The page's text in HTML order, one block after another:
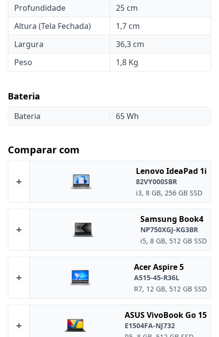
Profundidade
25 cm
Altura (Tela Fechada)
1,7 cm
Largura
36,3 cm
Peso
1,8 Kg
Bateria
Bateria 65 Wh
Comparar com
+
Lenovo IdeaPad 1i
82VY000SBR
i3, 8 GB, 256 GB SSD
+
Samsung Book4
NP750XGJ-KG3BR
i5, 8 GB, 512 GB SSD
+
Acer Aspire 5
A515-45-R36L
R7, 12 GB, 512 GB SSD
+
ASUS VivoBook Go 15
E1504FA-NJ732